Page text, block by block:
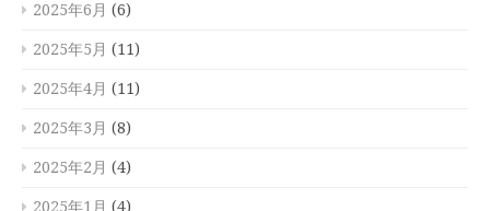
2025年6月 (6)
2025年5月 (11)
2025年4月 (11)
2025年3月 (8)
2025年2月 (4)
2025年1月 (4)